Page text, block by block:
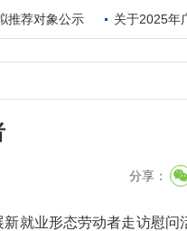
荐对象公示 关于2025年广
分享：
就业形态劳动者走访慰问